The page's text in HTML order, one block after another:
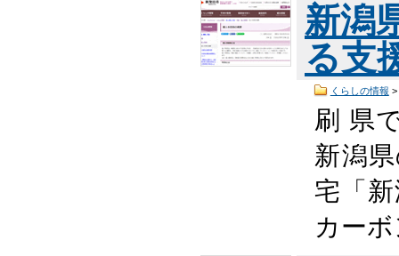
新潟
る支
くらしの情報 >
刷 県
新潟
宅「
カー